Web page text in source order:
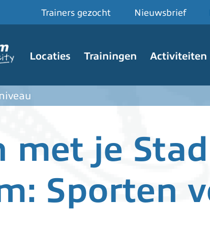
Trainers gezocht Nieuwsbrief
Locaties Trainingen Activiteiten
met je
Sporten